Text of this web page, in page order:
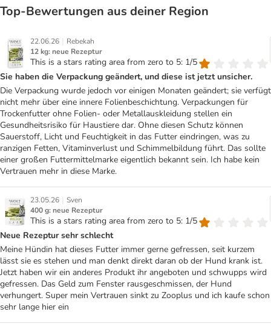
Top‑Bewertungen aus deiner Region
22.06.26 | Rebekah
12 kg: neue Rezeptur
This is a stars rating area from zero to 5: 1/5
Sie haben die Verpackung geändert, und diese ist jetzt unsicher.
Die Verpackung wurde jedoch vor einigen Monaten geändert; sie verfügt
nicht mehr über eine innere Folienbeschichtung. Verpackungen für
Trockenfutter ohne Folien- oder Metallauskleidung stellen ein
Gesundheitsrisiko für Haustiere dar. Ohne diesen Schutz können
Sauerstoff, Licht und Feuchtigkeit in das Futter eindringen, was zu
ranzigen Fetten, Vitaminverlust und Schimmelbildung führt. Das sollte
einer großen Futtermittelmarke eigentlich bekannt sein. Ich habe kein
Vertrauen mehr in diese Marke.
23.05.26 | Sven
400 g: neue Rezeptur
This is a stars rating area from zero to 5: 1/5
Neue Rezeptur sehr schlecht
Meine Hündin hat dieses Futter immer gerne gefressen, seit kurzem
lässt sie es stehen und man denkt direkt daran ob der Hund krank ist.
Jetzt haben wir ein anderes Produkt ihr angeboten und schwupps wird
gefressen. Das Geld zum Fenster rausgeschmissen, der Hund
verhungert. Super mein Vertrauen sinkt zu Zooplus und ich kaufe schon
sehr lange hier ein